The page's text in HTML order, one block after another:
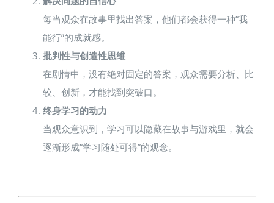
每当观众在故事里找出答案，他们都会获得一种“我
能行”的成就感。
批判性与创造性思维
在剧情中，没有绝对固定的答案，观众需要分析、比
较、创新，才能找到突破口。
终身学习的动力
当观众意识到，学习可以隐藏在故事与游戏里，就会
逐渐形成“学习随处可得”的观念。